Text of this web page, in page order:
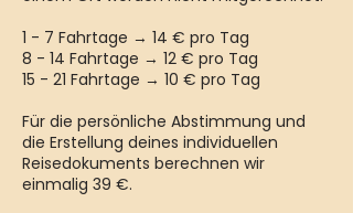
1 - 7 Fahrtage → 14 € pro Tag
8 - 14 Fahrtage → 12 € pro Tag
15 - 21 Fahrtage → 10 € pro Tag
Für die persönliche Abstimmung und
die Erstellung deines individuellen
Reisedokuments berechnen wir
einmalig 39 €.